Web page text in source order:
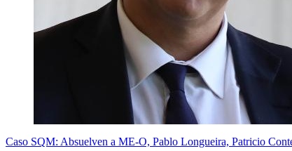
Caso SQM: Absuelven a ME-O, Pablo Longueira, Patricio